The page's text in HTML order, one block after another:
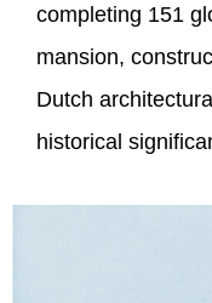
Scheme
Telephone
Directory
completing 151
mansion,
Dutch
historical